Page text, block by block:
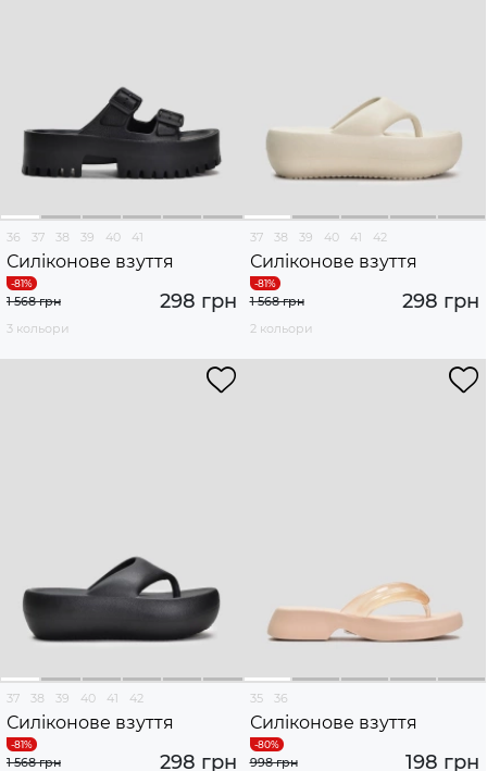
36 37 38 39 40 41
Силіконове взуття
298 грн
1 568 грн
3 кольори
37 38 39 40 41 42
Силіконове взуття
298 грн
1 568 грн
2 кольори
37 38 39 40 41 42
Силіконове взуття
298 грн
1 568 грн
35 36
Силіконове взуття
198 грн
998 грн